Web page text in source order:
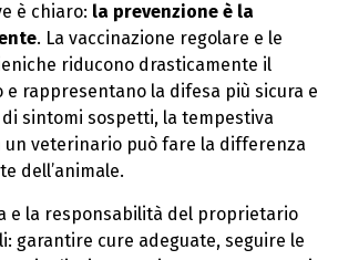
è chiaro: la prevenzione è la
. La vaccinazione regolare e le
riducono drasticamente il
e rappresentano la difesa più sicura e
sintomi sospetti, la tempestiva
un veterinario può fare la differenza
dell’animale.
e la responsabilità del proprietario
garantire cure adeguate, seguire le